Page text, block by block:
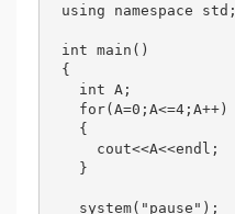
using namespace std;
int main()
{
  int A;
  for(A=0;A<=4;A++)
  {
    cout<<A<<endl;
  }
  system("pause");